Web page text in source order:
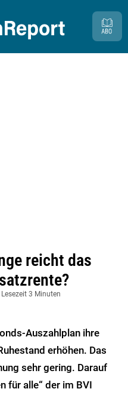
reicht das
Lesezeit 3 Minuten
Auszahlplan ihre
erhöhen. Das
sehr gering. Darauf
für alle“ der im BVI